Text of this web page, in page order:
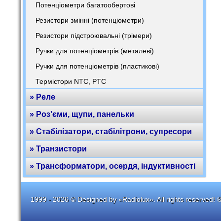
Потенціометри багатообертові
Резистори змінні (потенціометри)
Резистори підстроювальні (трімери)
Ручки для потенціометрів (металеві)
Ручки для потенціометрів (пластикові)
Термістори NTC, PTC
» Реле
» Роз'єми, щупи, панельки
» Стабілізатори, стабілітрони, супресори
» Транзистори
» Трансформатори, осердя, індуктивності
1999 - 2026 © Designed by «Radiolux». All rights reserved!